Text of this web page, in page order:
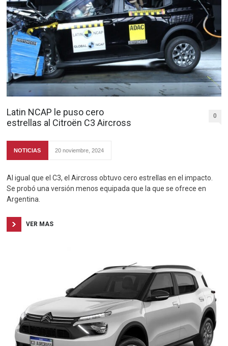
Latin NCAP le puso cero
estrellas al Citroën C3 Aircross
0
NOTICIAS 20 noviembre, 2024
Al igual que el C3, el Aircross obtuvo cero estrellas en el impacto.
Se probó una versión menos equipada que la que se ofrece en
Argentina.
VER MAS